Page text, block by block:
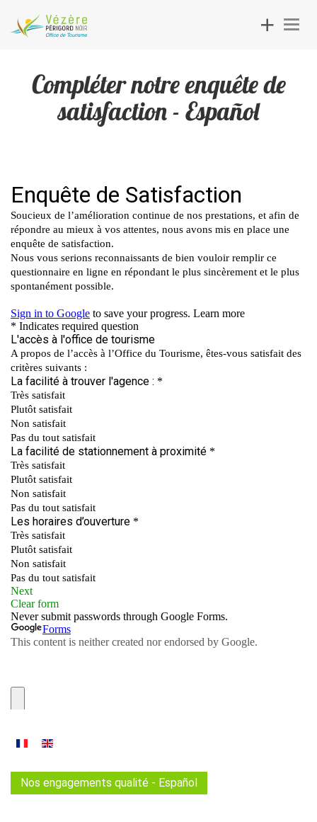
Toggle
navigation
Compléter notre enquête de
satisfaction - Español
Nos engagements qualité - Español